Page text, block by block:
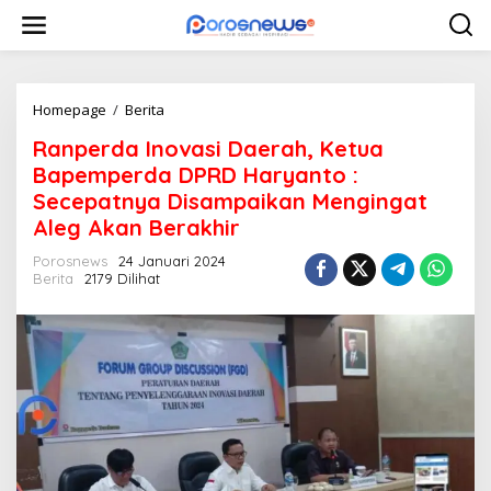
w
Homepage / Berita
n
p
e
r
d
I
v
a
s
i
D
a
Ranperda Inovasi Daerah, Ketua
Bapemperda DPRD Haryanto :
Secepatnya Disampaikan Mengingat
Aleg Akan Berakhir
Porosnews
24 Januari 2024
Berita
2179 Dilihat